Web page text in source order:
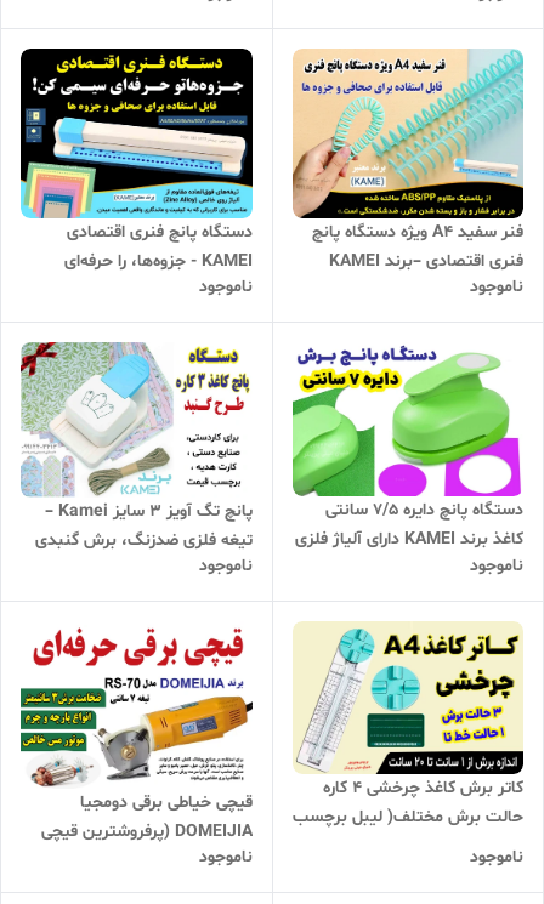
فنر سفید A4 ویژه دستگاه پانچ
فنری اقتصادی –برند KAMEI
کیفیت بالا، مقاوم و ضدشکستگی
ناموجود
دستگاه پانچ فنری اقتصادی
KAMEI - جزوه‌ها، را حرفه‌ای
سیمی کنید!
ناموجود
دستگاه پانچ دایره 7/5 سانتی
کاغذ برند KAMEI دارای آلیاژ فلزی
بسیار محکم و بادوام مناسب
انواع لیبل و کاغذ و مقوا
ناموجود
پانچ تگ آویز ۳ سایز Kamei –
تیغه فلزی ضدزنگ، برش گنبدی
حرفه‌ای با سوراخ بند | ساخت
چین، مناسب کارت و بسته‌بندی
هدایا
ناموجود
کاتر برش کاغذ چرخشی 4 کاره
حالت برش مختلف( لیبل برچسب
، مقوا ،کاغذ عکس)
ناموجود
قیچی خیاطی برقی دومجیا
DOMEIJIA (پرفروشترین قیچی
تیز و سبک با گارانتی
ناموجود